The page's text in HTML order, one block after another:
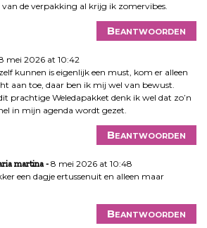
van de verpakking al krijg ik zomervibes.
Beantwoorden
mei 2026 at 10:42
kunnen is eigenlijk een must, kom er alleen
aan toe, daar ben ik mij wel van bewust.
prachtige Weledapakket denk ik wel dat zo’n
in mijn agenda wordt gezet.
Beantwoorden
martina
8 mei 2026 at 10:48
een dagje ertussenuit en alleen maar
Beantwoorden